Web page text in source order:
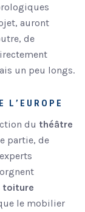
auront
de
un peu longs.
L’EUROPE
du théâtre
partie, de
toiture
le mobilier